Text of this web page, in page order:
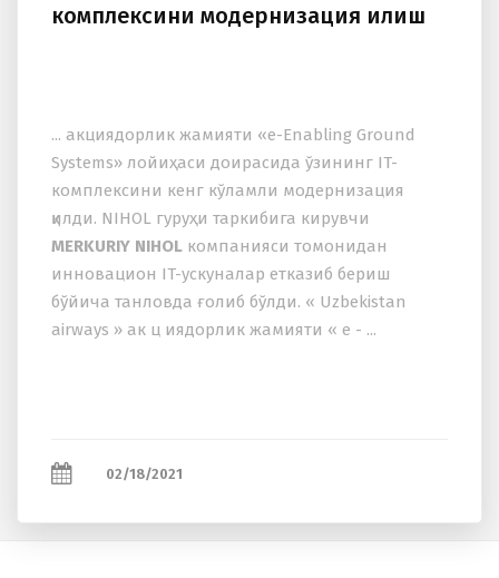
комплексини модернизация қилиш
... акциядорлик жамияти «e-Enabling Ground
Systems» лойиҳаси доирасида ўзининг IT-
комплексини кенг кўламли модернизация
қилди. NIHOL гуруҳи таркибига кирувчи
MERKURIY NIHOL компанияси томонидан
инновацион IT-ускуналар етказиб бериш
бўйича танловда ғолиб бўлди. « Uzbekistan
airways » ак ц иядорлик жамияти « e - ...
02/18/2021